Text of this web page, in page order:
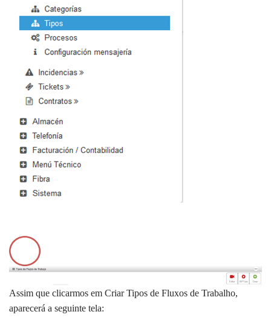
Assim que clicarmos em Criar Tipos de Fluxos de Trabalho,
aparecerá a seguinte tela: